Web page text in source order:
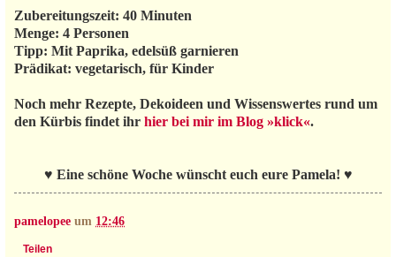
Zubereitungszeit: 40 Minuten
Menge: 4 Personen
Tipp: Mit Paprika, edelsüß garnieren
Prädikat: vegetarisch, für Kinder
Noch mehr Rezepte, Dekoideen und Wissenswertes rund um
den Kürbis findet ihr hier bei mir im Blog »klick«.
♥ Eine schöne Woche wünscht euch eure Pamela! ♥
pamelopee um 12:46
Teilen